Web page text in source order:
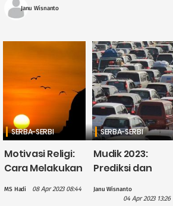
asal Lebak ....
Janu Wisnanto
SERBA-SERBI
Motivasi Religi:
Cara Melakukan
Diterima Allah
MS Hadi 08 Apr 2023 08:44
SERBA-SERBI
Mudik 2023:
Prediksi dan
Kemacetan
Janu Wisnanto
04 Apr 2023 13:26